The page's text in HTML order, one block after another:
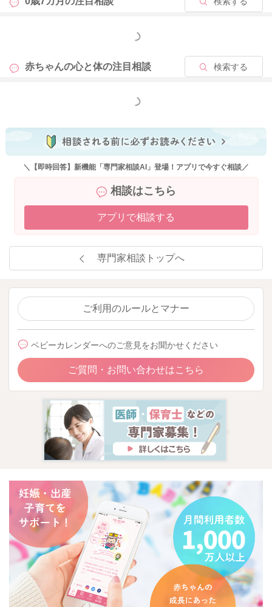
もっと見る
赤ちゃんの心と体の注目相談 検索する
もっと見る
＼【即時回答】新機能「専門家相談AI」登場！アプリで今すぐ相談／
相談はこちら
アプリで相談する
専門家相談トップへ
ご利用のルールとマナー
ベビーカレンダーへのご意見をお聞かせください
ご質問・お問い合わせはこちら